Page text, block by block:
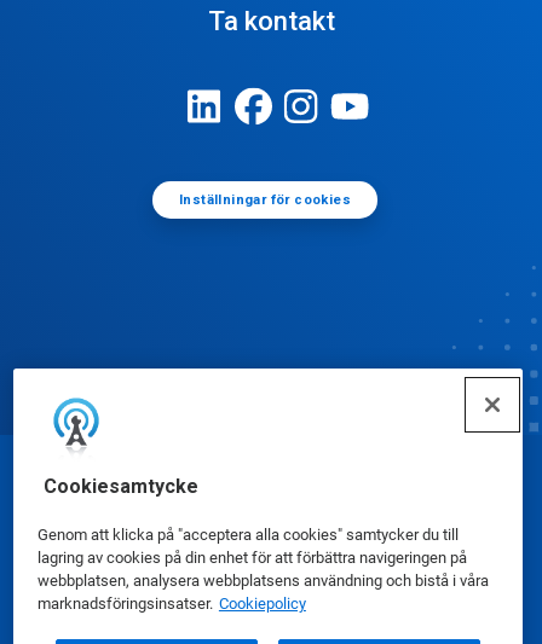
Cookiesamtycke
Genom att klicka på "acceptera alla cookies" samtycker du till
lagring av cookies på din enhet för att förbättra navigeringen på
webbplatsen, analysera webbplatsens användning och bistå i våra
marknadsföringsinsatser. Cookiepolicy
Ta kontakt
Inställningar för cookies
© Ecolab Inc. 2025
Säkerhetsdatablad|Sekretesspolicy|
Användarvillkor